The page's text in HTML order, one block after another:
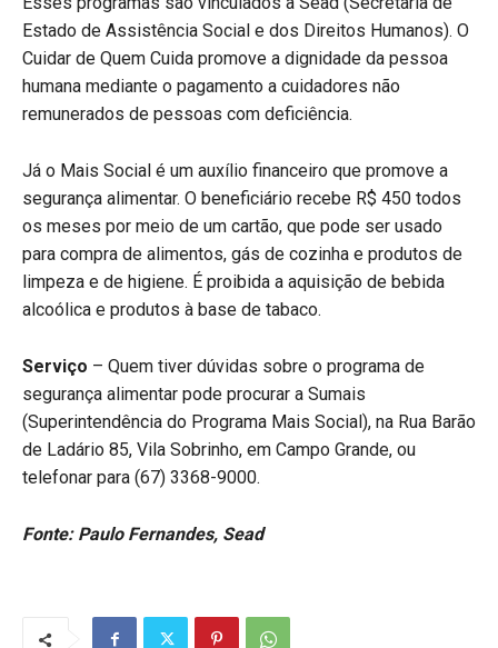
Estado de Assistência Social e dos Direitos Humanos). O
Cuidar de Quem Cuida promove a dignidade da pessoa
humana mediante o pagamento a cuidadores não
remunerados de pessoas com deficiência.
Já o Mais Social é um auxílio financeiro que promove a
segurança alimentar. O beneficiário recebe R$ 450 todos
os meses por meio de um cartão, que pode ser usado
para compra de alimentos, gás de cozinha e produtos de
limpeza e de higiene. É proibida a aquisição de bebida
alcoólica e produtos à base de tabaco.
Serviço – Quem tiver dúvidas sobre o programa de
segurança alimentar pode procurar a Sumais
(Superintendência do Programa Mais Social), na Rua Barão
de Ladário 85, Vila Sobrinho, em Campo Grande, ou
telefonar para (67) 3368-9000.
Fonte: Paulo Fernandes, Sead